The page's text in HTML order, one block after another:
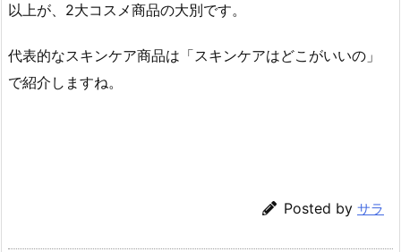
以上が、2大コスメ商品の大別です。
代表的なスキンケア商品は「スキンケアはどこがいいの」
で紹介しますね。
Posted by サラ